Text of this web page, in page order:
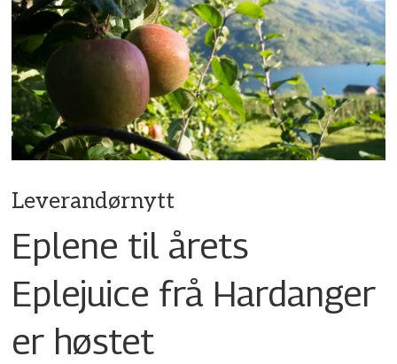
Leverandørnytt
Eplene til årets
Eplejuice frå Hardanger
er høstet